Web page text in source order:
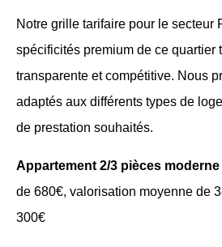
Notre grille tarifaire pour le secteur
spécificités premium de ce quartier
transparente et compétitive. Nous
adaptés aux différents types de
de prestation souhaités.
Appartement 2/3 pièces moderne
de 680€, valorisation moyenne de
300€